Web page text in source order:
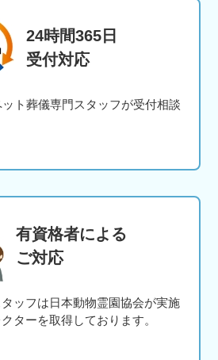
24時間365日
受付対応
ト葬儀専門スタッフが受付相談
有資格者による
ご対応
ッフは日本動物霊園協会が実施
ターを取得しております。